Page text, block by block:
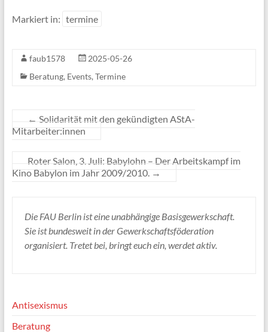
Markiert in: termine
faub1578
2025-05-26
Beratung, Events, Termine
← Solidarität mit den gekündigten AStA-
Mitarbeiter:innen
Roter Salon, 3. Juli: Babylohn – Der Arbeitskampf im
Kino Babylon im Jahr 2009/2010. →
Die FAU Berlin ist eine unabhängige Basisgewerkschaft.
Sie ist bundesweit in der Gewerkschaftsföderation
organisiert. Tretet bei, bringt euch ein, werdet aktiv.
Antisexismus
Beratung